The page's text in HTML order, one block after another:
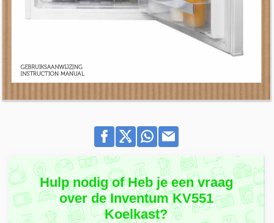
Hulp nodig of Heb je een vraag
over de Inventum KV551
Koelkast?